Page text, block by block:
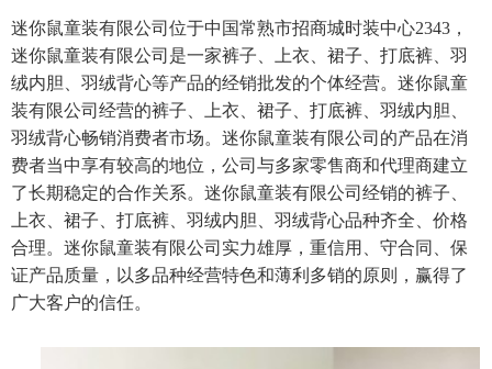
迷你鼠童装有限公司位于中国常熟市招商城时装中心2343，
迷你鼠童装有限公司是一家裤子、上衣、裙子、打底裤、羽
绒内胆、羽绒背心等产品的经销批发的个体经营。迷你鼠童
装有限公司经营的裤子、上衣、裙子、打底裤、羽绒内胆、
羽绒背心畅销消费者市场。迷你鼠童装有限公司的产品在消
费者当中享有较高的地位，公司与多家零售商和代理商建立
了长期稳定的合作关系。迷你鼠童装有限公司经销的裤子、
上衣、裙子、打底裤、羽绒内胆、羽绒背心品种齐全、价格
合理。迷你鼠童装有限公司实力雄厚，重信用、守合同、保
证产品质量，以多品种经营特色和薄利多销的原则，赢得了
广大客户的信任。